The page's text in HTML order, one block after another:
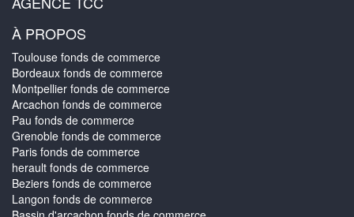
À PROPOS
Toulouse fonds de commerce
Bordeaux fonds de commerce
Montpellier fonds de commerce
Arcachon fonds de commerce
Pau fonds de commerce
Grenoble fonds de commerce
Paris fonds de commerce
herault fonds de commerce
Beziers fonds de commerce
Langon fonds de commerce